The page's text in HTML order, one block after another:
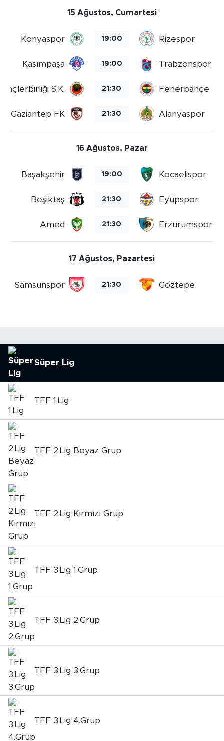
15 Ağustos, Cumartesi
Konyaspor 19:00 Rizespor
Kasımpaşa 19:00 Trabzonspor
S.K. 21:30 Fenerbahçe
Gaziantep FK 21:30 Alanyaspor
16 Ağustos, Pazar
Başakşehir 19:00 Kocaelispor
Beşiktaş 21:30 Eyüpspor
Amed 21:30 Erzurumspor
17 Ağustos, Pazartesi
Samsunspor 21:30 Göztepe
Süper Lig
TFF 1.Lig
TFF 2.Lig Beyaz Grup
TFF 2.Lig Kırmızı Grup
TFF 3.Lig 1.Grup
TFF 3.Lig 2.Grup
TFF 3.Lig 3.Grup
TFF 3.Lig 4.Grup
MEDYA KÖŞESİ
FOTO GALERİ
ALINTI YAZARLAR
SOSYAL MEDYA